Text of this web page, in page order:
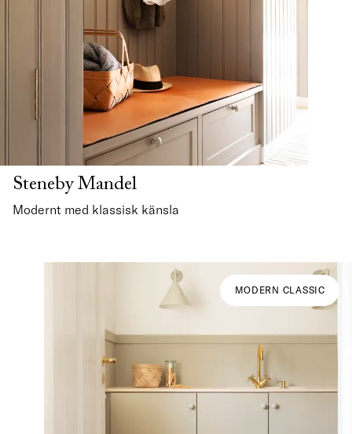
Steneby Mandel
Modernt med klassisk känsla
MODERN CLASSIC